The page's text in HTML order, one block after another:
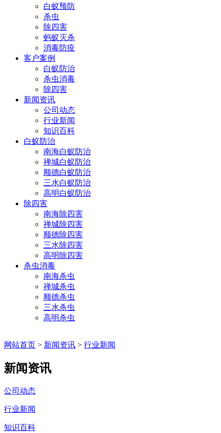
白蚁预防
杀虫
除四害
蚂蚁灭杀
消毒防疫
客户案例
白蚁防治
杀虫消毒
除四害
新闻资讯
公司动态
行业新闻
知识百科
白蚁防治
南海白蚁防治
禅城白蚁防治
顺德白蚁防治
三水白蚁防治
高明白蚁防治
除四害
南海除四害
禅城除四害
顺德除四害
三水除四害
高明除四害
杀虫消毒
南海杀虫
禅城杀虫
顺德杀虫
三水杀虫
高明杀虫
网站首页 > 新闻资讯 > 行业新闻
新闻资讯
公司动态
行业新闻
知识百科